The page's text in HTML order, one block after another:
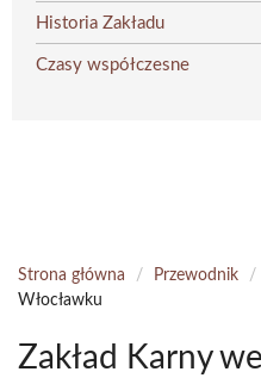
Historia Zakładu
Czasy współczesne
Strona główna / Przewodnik /
Włocławku
Zakład Karny